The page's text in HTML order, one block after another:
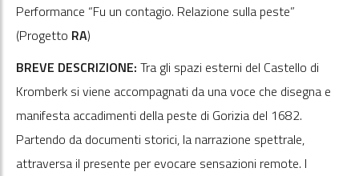
Performance “Fu un contagio. Relazione sulla peste”
(Progetto RA)
BREVE DESCRIZIONE: Tra gli spazi esterni del Castello di
Kromberk si viene accompagnati da una voce che disegna e
manifesta accadimenti della peste di Gorizia del 1682.
Partendo da documenti storici, la narrazione spettrale,
attraversa il presente per evocare sensazioni remote. I